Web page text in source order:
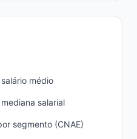
médio
salarial
segmento (CNAE)